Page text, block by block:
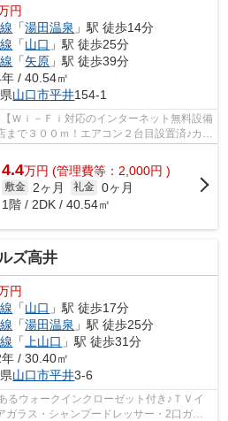
円
「湯田温泉 」駅 徒歩14分
「山口 」駅 徒歩25分
「矢原 」駅 徒歩39分
/ 40.54㎡
山口市平井154-1
Ｗｉ－Ｆｉ対応のインターネット無料設備
で３００ｍ！エアコン２台目設置済♪カラ
水...
4.4万円 (管理費等：2,000円 )
敷金 2ヶ月 礼金 0ヶ月
1階 / 2DK / 40.54㎡
ズ高井
円
「山口 」駅 徒歩17分
「湯田温泉 」駅 徒歩25分
「 上山口 」駅 徒歩31分
/ 30.40㎡
山口市平井3-6
るウォークインクローゼット付き♪ＴＶイ
ガラス・シャンプードレッサー・2口ガス